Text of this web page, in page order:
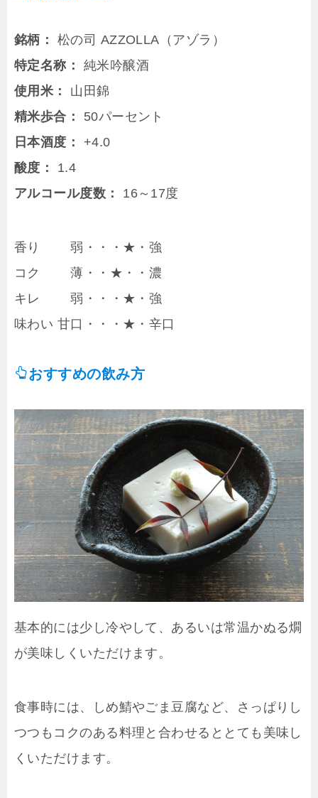
銘柄：
松の司 AZZOLLA（アゾラ）
特定名称：
純米吟醸酒
使用米：
山田錦
精米歩合：
50パーセント
日本酒度：
+4.0
酸度：
1.4
アルコール度数：
16～17度
香り 弱・・・★・強
コク 薄・・★・・濃
キレ 弱・・・★・強
味わい 甘口・・・★・辛口
おすすめの飲み方
基本的には少し冷やして、あるいは常温かぬる燗
が美味しくいただけます。
食事時には、しめ鯖やごま豆腐など、さっぱりし
つつもコクのある料理と合わせるととても美味し
くいただけます。